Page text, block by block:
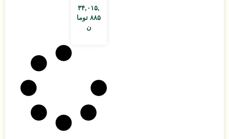
۳۴,۰۱۵,
۸۸۵ توما
ن